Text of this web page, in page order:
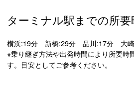
ターミナル駅までの所要
横浜:19分 新橋:29分 品川:17分 大
※乗り継ぎ方法や出発時間により所要時
す。目安としてご参考ください。